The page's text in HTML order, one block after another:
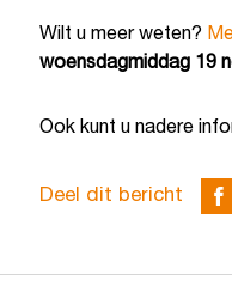
Wilt u meer weten?
woensdagmiddag 19
Ook kunt u nadere
Deel dit bericht